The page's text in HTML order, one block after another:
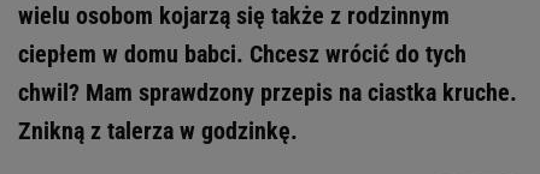
wielu osobom kojarzą się także z rodzinnym
ciepłem w domu babci. Chcesz wrócić do tych
chwil? Mam sprawdzony przepis na ciastka kruche.
Znikną z talerza w godzinkę.